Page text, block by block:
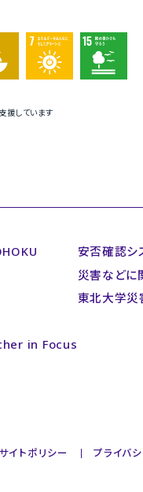
援しています
in Focus
安否確認シ
災害などに
東北大学
サイトポリシー プライバ